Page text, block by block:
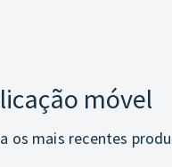
móvel
os mais recentes